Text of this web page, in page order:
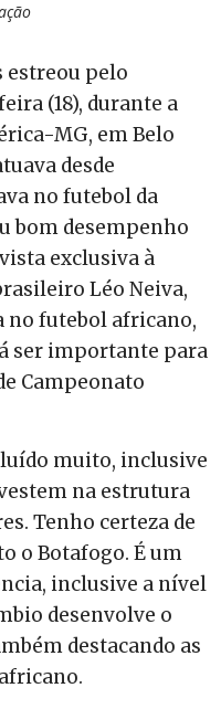
estreou pelo
(18), durante a
MG, em Belo
desde
no futebol da
bom desempenho
exclusiva à
Léo Neiva,
no futebol africano,
ser importante para
Campeonato
muito, inclusive
na estrutura
Tenho certeza de
o Botafogo. É um
inclusive a nível
desenvolve o
destacando as